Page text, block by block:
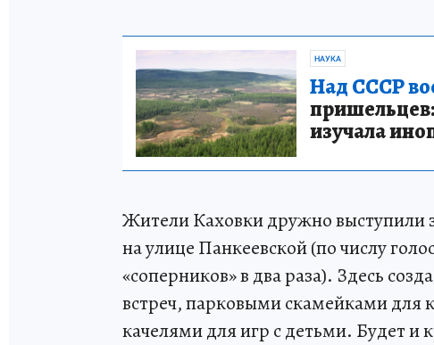
НАУКА
Над СССР
пришельцев:
изучала
Жители Каховки дружно выступили
на улице Панкеевской (по числу
«соперников» в два раза). Здесь
встреч, парковыми скамейками для
качелями для игр с детьми. Будет и